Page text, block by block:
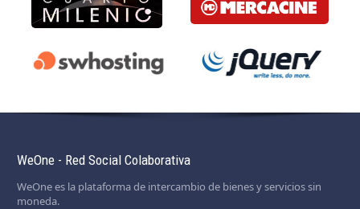
WeOne - Red Social Colaborativa
WeOne es la plataforma de intercambio de bienes y servicios sin
moneda.